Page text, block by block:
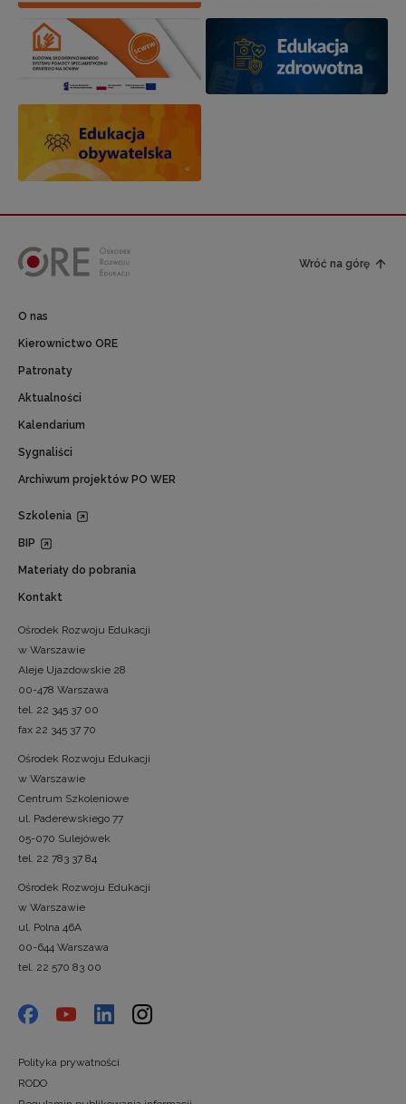
Wróć na górę
O nas
Kierownictwo ORE
Patronaty
Aktualności
Kalendarium
Sygnaliści
Archiwum projektów PO WER
Szkolenia
BIP
Materiały do pobrania
Kontakt
Ośrodek Rozwoju Edukacji
w Warszawie
Aleje Ujazdowskie 28
00-478 Warszawa
tel. 22 345 37 00
fax 22 345 37 70
Ośrodek Rozwoju Edukacji
w Warszawie
Centrum Szkoleniowe
ul. Paderewskiego 77
05-070 Sulejówek
tel. 22 783 37 84
Ośrodek Rozwoju Edukacji
w Warszawie
ul. Polna 46A
00-644 Warszawa
tel. 22 570 83 00
Polityka prywatności
RODO